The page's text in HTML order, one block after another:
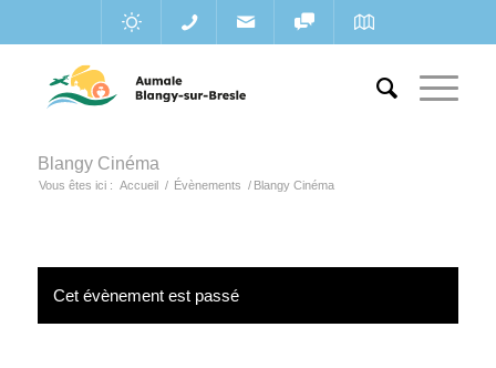
Blangy Cinéma
Vous êtes ici : Accueil / Évènements / Blangy Cinéma
Cet évènement est passé